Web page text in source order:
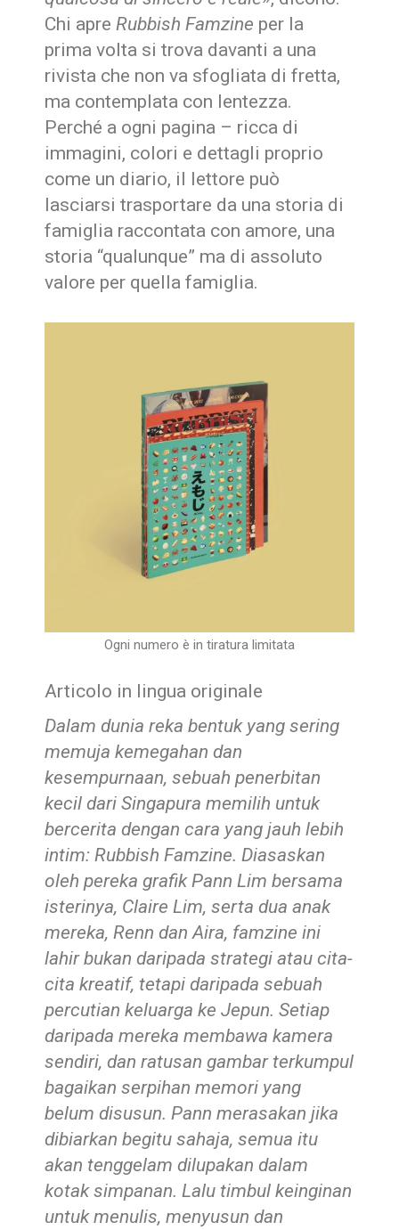
Chi apre Rubbish Famzine per la
prima volta si trova davanti a una
rivista che non va sfogliata di fretta,
ma contemplata con lentezza.
Perché a ogni pagina – ricca di
immagini, colori e dettagli proprio
come un diario, il lettore può
lasciarsi trasportare da una storia di
famiglia raccontata con amore, una
storia “qualunque” ma di assoluto
valore per quella famiglia.
Ogni numero è in tiratura limitata
Articolo in lingua originale
Dalam dunia reka bentuk yang sering
memuja kemegahan dan
kesempurnaan, sebuah penerbitan
kecil dari Singapura memilih untuk
bercerita dengan cara yang jauh lebih
intim: Rubbish Famzine. Diasaskan
oleh pereka grafik Pann Lim bersama
isterinya, Claire Lim, serta dua anak
mereka, Renn dan Aira, famzine ini
lahir bukan daripada strategi atau cita-
cita kreatif, tetapi daripada sebuah
percutian keluarga ke Jepun. Setiap
daripada mereka membawa kamera
sendiri, dan ratusan gambar terkumpul
bagaikan serpihan memori yang
belum disusun. Pann merasakan jika
dibiarkan begitu sahaja, semua itu
akan tenggelam dilupakan dalam
kotak simpanan. Lalu timbul keinginan
untuk menulis, menyusun dan